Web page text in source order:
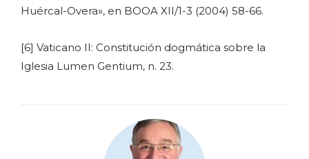
Huércal-Overa», en BOOA XII/1-3 (2004) 58-66.
[6] Vaticano II: Constitución dogmática sobre la
Iglesia Lumen Gentium, n. 23.